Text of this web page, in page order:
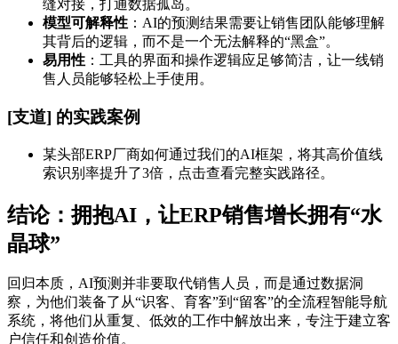
缝对接，打通数据孤岛。
模型可解释性 ：AI的预测结果需要让销售团队能够理解
其背后的逻辑，而不是一个无法解释的“黑盒”。
易用性 ：工具的界面和操作逻辑应足够简洁，让一线销
售人员能够轻松上手使用。
[支道] 的实践案例
某头部ERP厂商如何通过我们的AI框架，将其高价值线
索识别率提升了3倍，点击查看完整实践路径。
结论：拥抱AI，让ERP销售增长拥有“水
晶球”
回归本质，AI预测并非要取代销售人员，而是通过数据洞
察，为他们装备了从“识客、育客”到“留客”的全流程智能导航
系统，将他们从重复、低效的工作中解放出来，专注于建立客
户信任和创造价值。